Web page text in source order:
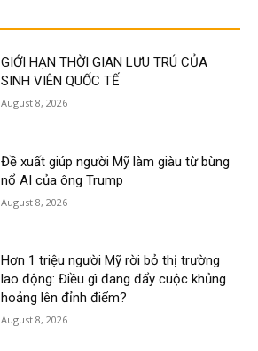
GIỚI HẠN THỜI GIAN LƯU TRÚ CỦA
SINH VIÊN QUỐC TẾ
August 8, 2026
Đề xuất giúp người Mỹ làm giàu từ bùng
nổ AI của ông Trump
August 8, 2026
Hơn 1 triệu người Mỹ rời bỏ thị trường
lao động: Điều gì đang đẩy cuộc khủng
hoảng lên đỉnh điểm?
August 8, 2026